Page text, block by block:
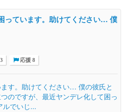
っています。助けてください… 僕
応援 8
す。助けてください… 僕の彼氏と
のですが、最近ヤンデレ化して困っ
ルでいじ...